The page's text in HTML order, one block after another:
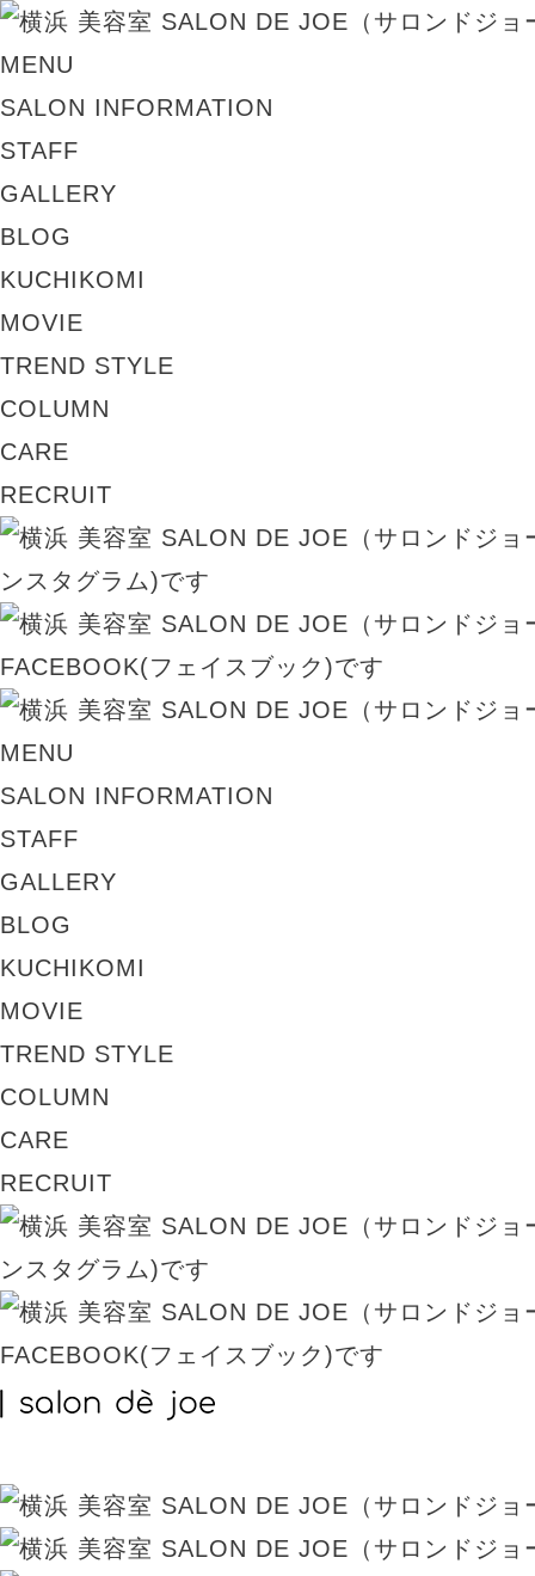
MENU
SALON INFORMATION
STAFF
GALLERY
BLOG
KUCHIKOMI
MOVIE
TREND STYLE
COLUMN
CARE
RECRUIT
MENU
SALON INFORMATION
STAFF
GALLERY
BLOG
KUCHIKOMI
MOVIE
TREND STYLE
COLUMN
CARE
RECRUIT